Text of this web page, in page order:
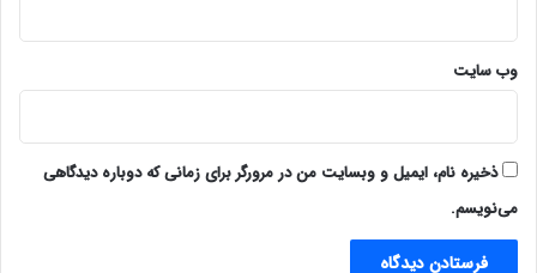
وب‌ سایت
ذخیره نام، ایمیل و وبسایت من در مرورگر برای زمانی که دوباره دیدگاهی
می‌نویسم.